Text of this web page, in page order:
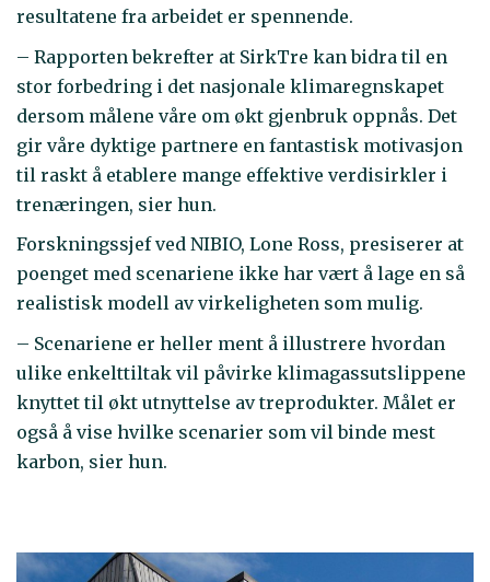
resultatene fra arbeidet er spennende.
– Rapporten bekrefter at SirkTre kan bidra til en
stor forbedring i det nasjonale klimaregnskapet
dersom målene våre om økt gjenbruk oppnås. Det
gir våre dyktige partnere en fantastisk motivasjon
til raskt å etablere mange effektive verdisirkler i
trenæringen, sier hun.
Forskningssjef ved NIBIO, Lone Ross, presiserer at
poenget med scenariene ikke har vært å lage en så
realistisk modell av virkeligheten som mulig.
– Scenariene er heller ment å illustrere hvordan
ulike enkelttiltak vil påvirke klimagassutslippene
knyttet til økt utnyttelse av treprodukter. Målet er
også å vise hvilke scenarier som vil binde mest
karbon, sier hun.